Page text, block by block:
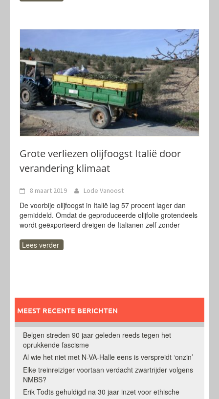
Grote verliezen olijfoogst Italië door
verandering klimaat
8 maart 2019 Lode Vanoost
De voorbije olijfoogst in Italië lag 57 procent lager dan
gemiddeld. Omdat de geproduceerde olijfolie grotendeels
wordt geëxporteerd dreigen de Italianen zelf zonder
Lees verder
MEEST RECENTE BERICHTEN
Belgen streden 90 jaar geleden reeds tegen het
oprukkende fascisme
Al wie het niet met N-VA-Halle eens is verspreidt ‘onzin’
Elke treinreiziger voortaan verdacht zwartrijder volgens
NMBS?
Erik Todts gehuldigd na 30 jaar inzet voor ethische